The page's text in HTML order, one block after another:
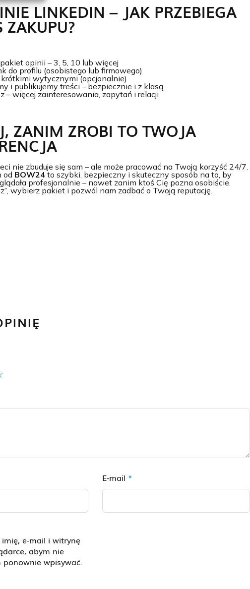
LINKEDIN – JAK PRZEBIEGA
ZAKUPU?
opinii – 3, 5, 10 lub więcej
do profilu (osobistego lub firmowego)
krótkimi wytycznymi (opcjonalnie)
i publikujemy treści – bezpiecznie i z klasą
– więcej zainteresowania, zapytań i relacji
ZANIM ZROBI TO TWOJA
nie zbuduje się sam – ale może pracować na Twoją korzyść 24/7.
od BOW24to szybki, bezpieczny i skuteczny sposób na to, by
profesjonalnie – nawet zanim ktoś Cię pozna osobiście.
wybierz pakiet i pozwól nam zadbać o Twoją reputację.
E-mail *
e-mail i witrynę
abym nie
ponownie wpisywać.